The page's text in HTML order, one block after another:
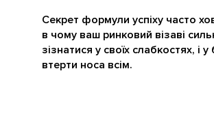
Секрет формули успіху часто
в чому ваш ринковий візаві
зізнатися у своїх слабкостях, і
втерти носа всім.